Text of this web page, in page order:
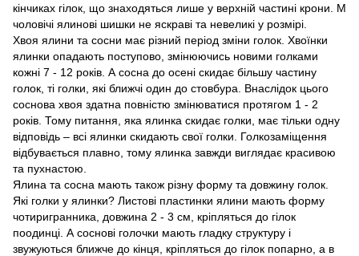
кінчиках гілок, що знаходяться лише у верхній частині крони. М
чоловічі ялинові шишки не яскраві та невеликі у розмірі.
Хвоя ялини та сосни має різний період зміни голок. Хвоїнки
ялинки опадають поступово, змінюючись новими голками
кожні 7 - 12 років. А сосна до осені скидає більшу частину
голок, ті голки, які ближчі один до стовбура. Внаслідок цього
соснова хвоя здатна повністю змінюватися протягом 1 - 2
років. Тому питання, яка ялинка скидає голки, має тільки одну
відповідь – всі ялинки скидають свої голки. Голкозаміщення
відбувається плавно, тому ялинка завжди виглядає красивою
та пухнастою.
Ялина та сосна мають також різну форму та довжину голок.
Які голки у ялинки? Листові пластинки ялини мають форму
чотиригранника, довжина 2 - 3 см, кріпляться до гілок
поодинці. А соснові голочки мають гладку структуру і
звужуються ближче до кінця, кріпляться до гілок попарно, а в